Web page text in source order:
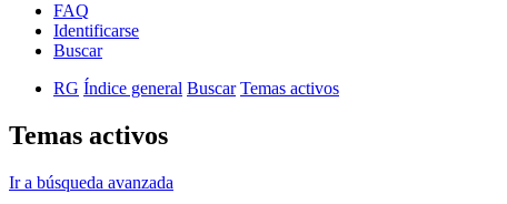
FAQ
Identificarse
Buscar
RG Índice general Buscar Temas activos
Temas activos
Ir a búsqueda avanzada